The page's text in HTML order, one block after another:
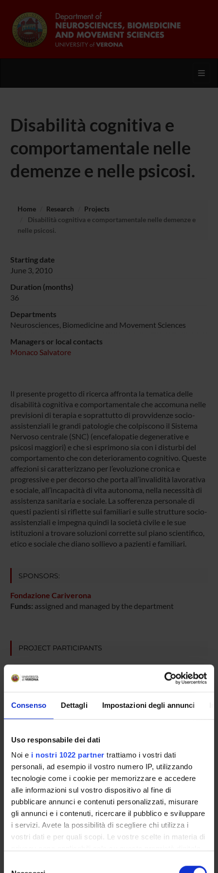
Consenso Dettagli Impostazioni degli annunci
Uso responsabile dei dati
Noi e i nostri 1022 partner trattiamo i vostri dati
personali, ad esempio il vostro numero IP, utilizzando
tecnologie come i cookie per memorizzare e accedere
alle informazioni sul vostro dispositivo al fine di
pubblicare annunci e contenuti personalizzati, misurare
gli annunci e i contenuti, ricercare il pubblico e sviluppare
i servizi. Avete la possibilità di scegliere chi utilizza i
vostri dati e per quali scopi. Le vostre scelte in materia di
Disabilità cognitiva e
comportamentale nelle
demenze e nelle psicosi.
Home Research
Projects
Disabilità cognitiva e comportamentale nelle demenze e
nelle psicosi.
Starting date
June 3, 2010
Duration (months)
36
Departments
Neurosciences, Biomedicine and Movement Sciences
Managers or local contacts
Monaco Salvatore
Il presente progetto di ricerca affronta la tematica delle
disabilità cognitiva e comportamentale che accomuna nelle
previsioni di terapia e soprattutto di provvidenze socio-
assistenziali le grandi patologie che colpiscono il Sistema
Nervoso centrale (SNC) (encefalopatie degenerative e
psicosi maggiori) e che si esprimono sia con i disturbi del
comportamento che con deterioramento cognitivo. Queste
affezioni si caratterizzano per l’evoluzione cronica e
progressive e per decorso che porta all’invalidità lavorativa
e sociale, all’incapacità di vita autonoma, nella necessità di
assistenza sanitaria e sociale. La sofferenza personale di
questi pazienti si riflette sui familiari e sulle strutture socio-
assistenziali e impegna quindi la società civile e le sue
istituzioni a trovare soluzioni corrette sul piano scientifico,
etico e sociale che diano sollievo a pazienti e familiari.
SPONSORS:
Fondazione Cariverona
Funds: assigned and managed by the department
PROJECT PARTICIPANTS
Alberto Beltramello
Tiziana Cavallaro
Maria Gabriella De Togni
Gian Maria Fabrizi
Giuseppe Gambina
Temporary Professor
Fulvio Leopardi
Paolo Manganotti
Salvatore Monaco
Laboratory technician
Nicolo' Rizzuto
Research Assistants
Nicola Smania